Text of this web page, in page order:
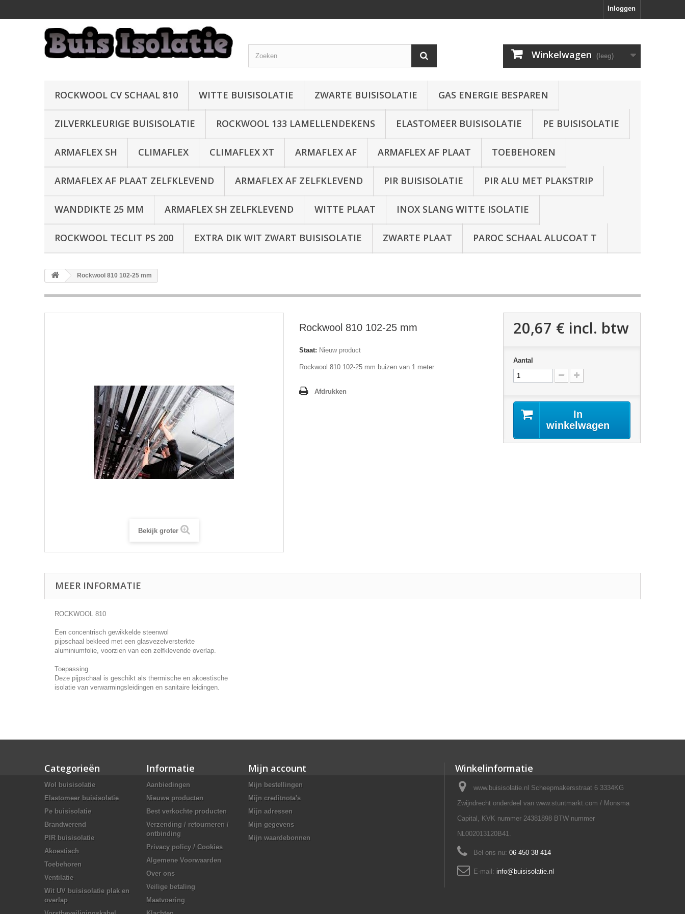
Inloggen
Winkelwagen (leeg)
ROCKWOOL CV SCHAAL 810 WITTE BUISISOLATIE ZWARTE BUISISOLATIE GAS ENERGIE BESPAREN
ZILVERKLEURIGE BUISISOLATIE ROCKWOOL 133 LAMELLENDEKENS ELASTOMEER BUISISOLATIE PE BUISISOLATIE
ARMAFLEX SH CLIMAFLEX CLIMAFLEX XT ARMAFLEX AF ARMAFLEX AF PLAAT TOEBEHOREN
ARMAFLEX AF PLAAT ZELFKLEVEND ARMAFLEX AF ZELFKLEVEND PIR BUISISOLATIE PIR ALU MET PLAKSTRIP
WANDDIKTE 25 MM ARMAFLEX SH ZELFKLEVEND WITTE PLAAT INOX SLANG WITTE ISOLATIE
ROCKWOOL TECLIT PS 200 EXTRA DIK WIT ZWART BUISISOLATIE ZWARTE PLAAT PAROC SCHAAL ALUCOAT T
Rockwool 810 102-25 mm
Bekijk groter
Rockwool 810 102-25 mm
Staat: Nieuw product
Rockwool 810 102-25 mm buizen van 1 meter
Afdrukken
20,67 € incl. btw
Aantal
In
winkelwagen
MEER INFORMATIE
ROCKWOOL 810
Een concentrisch gewikkelde steenwol
pijpschaal bekleed met een glasvezelversterkte
aluminiumfolie, voorzien van een zelfklevende overlap.
Toepassing
Deze pijpschaal is geschikt als thermische en akoestische
isolatie van verwarmingsleidingen en sanitaire leidingen.
Categorieën
Wol buisisolatie
Elastomeer buisisolatie
Pe buisisolatie
Brandwerend
PIR buisisolatie
Akoestisch
Toebehoren
Ventilatie
Wit UV buisisolatie plak en
overlap
Informatie
Aanbiedingen
Nieuwe producten
Best verkochte producten
Verzending / retourneren /
ontbinding
Privacy policy / Cookies
Algemene Voorwaarden
Over ons
Veilige betaling
Maatvoering
Mijn account
Mijn bestellingen
Mijn creditnota's
Mijn adressen
Mijn gegevens
Mijn waardebonnen
Winkelinformatie
www.buisisolatie.nl Scheepmakersstraat 6 3334KG
Zwijndrecht onderdeel van www.stuntmarkt.com / Monsma
Capital, KVK nummer 24381898 BTW nummer
NL002013120B41.
Bel ons nu: 06 450 38 414
E-mail: info@buisisolatie.nl